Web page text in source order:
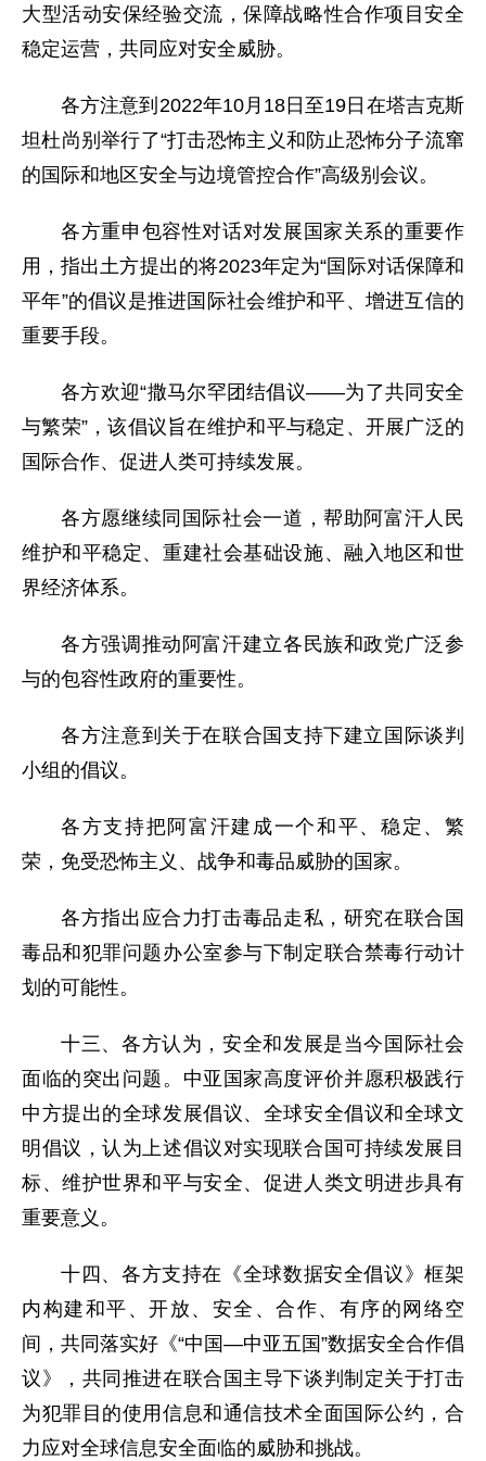
大型活动安保经验交流，保障战略性合作项目安全
稳定运营，共同应对安全威胁。
各方注意到2022年10月18日至19日在塔吉克斯
坦杜尚别举行了“打击恐怖主义和防止恐怖分子流窜
的国际和地区安全与边境管控合作”高级别会议。
各方重申包容性对话对发展国家关系的重要作
用，指出土方提出的将2023年定为“国际对话保障和
平年”的倡议是推进国际社会维护和平、增进互信的
重要手段。
各方欢迎“撒马尔罕团结倡议——为了共同安全
与繁荣”，该倡议旨在维护和平与稳定、开展广泛的
国际合作、促进人类可持续发展。
各方愿继续同国际社会一道，帮助阿富汗人民
维护和平稳定、重建社会基础设施、融入地区和世
界经济体系。
各方强调推动阿富汗建立各民族和政党广泛参
与的包容性政府的重要性。
各方注意到关于在联合国支持下建立国际谈判
小组的倡议。
各方支持把阿富汗建成一个和平、稳定、繁
荣，免受恐怖主义、战争和毒品威胁的国家。
各方指出应合力打击毒品走私，研究在联合国
毒品和犯罪问题办公室参与下制定联合禁毒行动计
划的可能性。
十三、各方认为，安全和发展是当今国际社会
面临的突出问题。中亚国家高度评价并愿积极践行
中方提出的全球发展倡议、全球安全倡议和全球文
明倡议，认为上述倡议对实现联合国可持续发展目
标、维护世界和平与安全、促进人类文明进步具有
重要意义。
十四、各方支持在《全球数据安全倡议》框架
内构建和平、开放、安全、合作、有序的网络空
间，共同落实好《“中国—中亚五国”数据安全合作倡
议》，共同推进在联合国主导下谈判制定关于打击
为犯罪目的使用信息和通信技术全面国际公约，合
力应对全球信息安全面临的威胁和挑战。